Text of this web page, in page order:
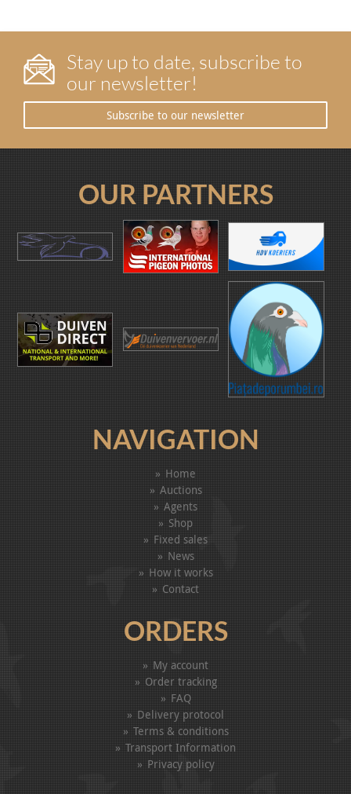
Stay up to date, subscribe to
our newsletter!
Subscribe to our newsletter
OUR PARTNERS
NAVIGATION
Home
Auctions
Agents
Shop
Fixed sales
News
How it works
Contact
ORDERS
My account
Order tracking
FAQ
Delivery protocol
Terms & conditions
Transport Information
Privacy policy